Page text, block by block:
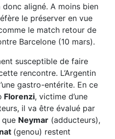
aligné. A moins bien
le préserver en vue
le match retour de
Barcelone (10 mars).
susceptible de faire
rencontre. L’Argentin
gastro-entérite. En ce
Florenzi, victime d’une
il va être évalué par
Neymar (adducteurs),
(genou) restent